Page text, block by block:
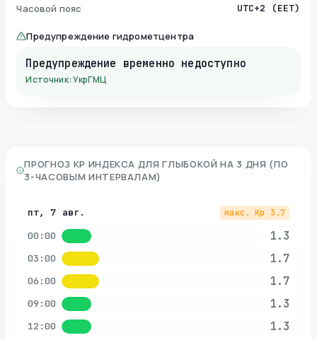
Часовой пояс UTC+2 (EET)
Предупреждение гидрометцентра
Предупреждение временно недоступно
Источник: УкрГМЦ
ПРОГНОЗ KP ИНДЕКСА ДЛЯ ГЛЫБОКОЙ НА 3 ДНЯ (ПО
3-ЧАСОВЫМ ИНТЕРВАЛАМ)
пт, 7 авг. макс. Kp 3.7
00:00 1.3
03:00 1.7
06:00 1.7
09:00 1.3
12:00 1.3